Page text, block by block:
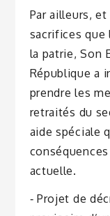
Par ailleurs,
sacrifices
la patrie, Son
République a
prendre les
retraités du
aide spéciale
actuelle.
‐ Projet de